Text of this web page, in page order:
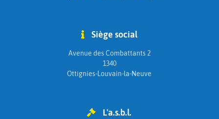
Siège social
Avenue des Combattants 2
1340
Ottignies-Louvain-la-Neuve
L'a.s.b.l.